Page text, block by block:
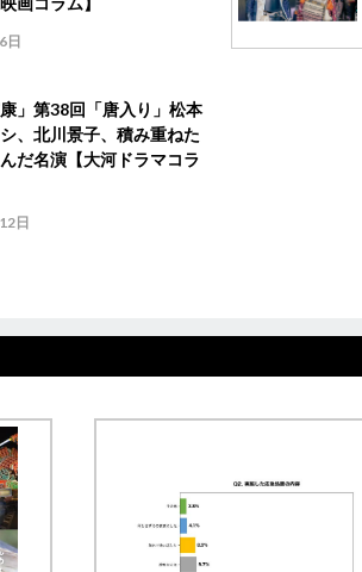
日
康」第38回「唐入り」松本
、北川景子、積み重ねた
だ名演【大河ドラマコラ
日